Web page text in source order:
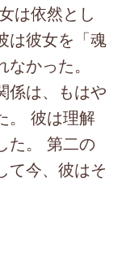
は依然とし
は彼女を「魂
かった。
係は、もはや
。 彼は理解
た。 第二の
て今、彼はそ